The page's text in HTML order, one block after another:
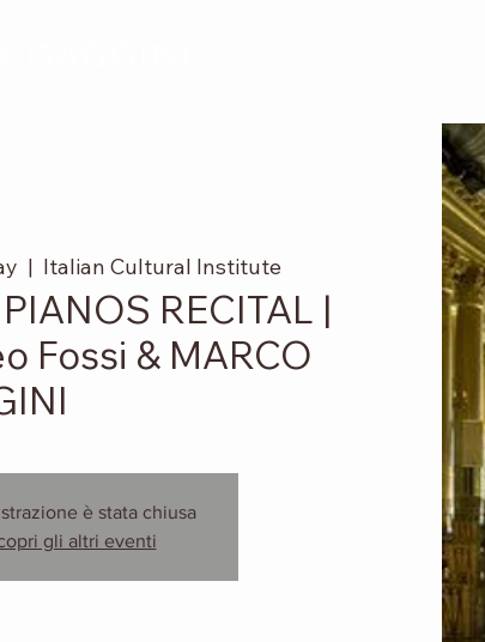
  |
Italian Cultural Institute
RECITAL |
Fossi & MARCO
è stata chiusa
gli altri eventi